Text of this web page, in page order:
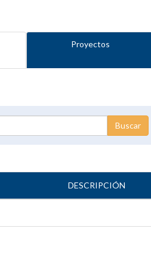
Proyectos
DESCRIPCIÓN